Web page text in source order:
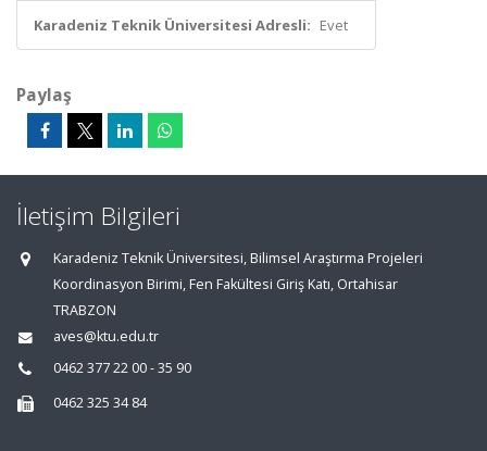
Karadeniz Teknik Üniversitesi Adresli: Evet
Paylaş
İletişim Bilgileri
Karadeniz Teknik Üniversitesi, Bilimsel Araştırma Projeleri
Koordinasyon Birimi, Fen Fakültesi Giriş Katı, Ortahisar
TRABZON
aves@ktu.edu.tr
0462 377 22 00 - 35 90
0462 325 34 84